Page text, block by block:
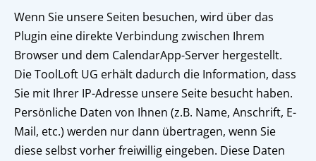
Wenn Sie unsere Seiten besuchen, wird über das
Plugin eine direkte Verbindung zwischen Ihrem
Browser und dem CalendarApp-Server hergestellt.
Die ToolLoft UG erhält dadurch die Information, dass
Sie mit Ihrer IP-Adresse unsere Seite besucht haben.
Persönliche Daten von Ihnen (z.B. Name, Anschrift, E-
Mail, etc.) werden nur dann übertragen, wenn Sie
diese selbst vorher freiwillig eingeben. Diese Daten